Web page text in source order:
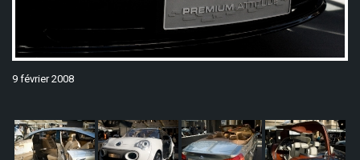
9 février 2008